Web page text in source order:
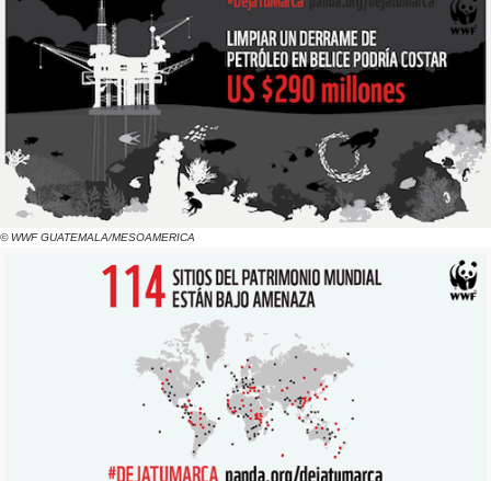
© WWF GUATEMALA/MESOAMERICA